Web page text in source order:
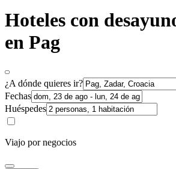
Hoteles con
en Pag
¿A dónde quieres ir?
Fechas
Huéspedes
Viajo por negocios